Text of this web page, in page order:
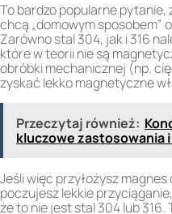
To bardzo popularne
chcą „domowym sposobem”
Zarówno stal 304, jak i 316
które w teorii nie są
obróbki mechanicznej (np.
zyskać lekko magnetyczne
Przeczytaj również:
kluczowe zastosowania
Jeśli więc przyłożysz
poczujesz lekkie
że to nie jest stal 304 lub